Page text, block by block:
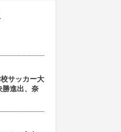
サッカー大
勝進出、奈